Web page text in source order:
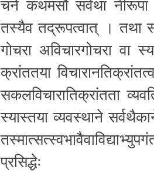
च­ने क­थ­म­सौ सर्वथा
तस्यैवत­द्रू­प­त्वा­त् । तथा
गो­च­रा अ­वि­चा­र­गो­च­रा वा
क्रां­त­त­या
स­क­ल­वि­चा­राति­क्रां­त­ता
स्या­स्त­या व्य­व­स्था­ने
प्र­सि­द्धेः